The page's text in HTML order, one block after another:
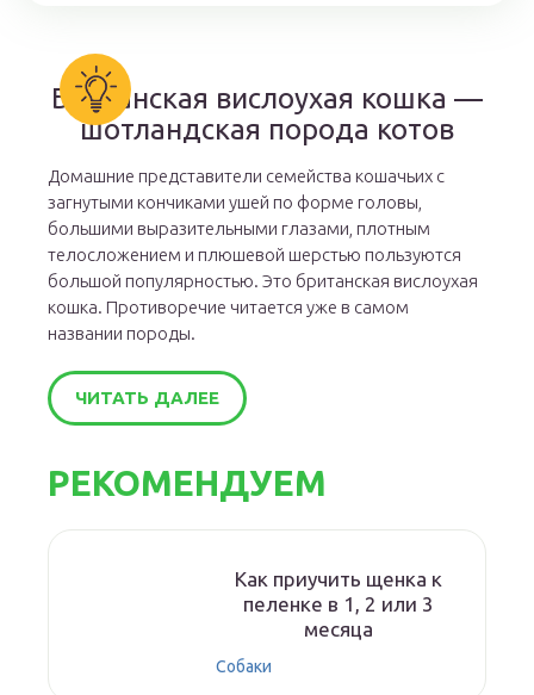
Британская вислоухая кошка —
шотландская порода котов
Домашние представители семейства кошачьих с
загнутыми кончиками ушей по форме головы,
большими выразительными глазами, плотным
телосложением и плюшевой шерстью пользуются
большой популярностью. Это британская вислоухая
кошка. Противоречие читается уже в самом
названии породы.
ЧИТАТЬ ДАЛЕЕ
РЕКОМЕНДУЕМ
Как приучить щенка к
пеленке в 1, 2 или 3
месяца
Собаки